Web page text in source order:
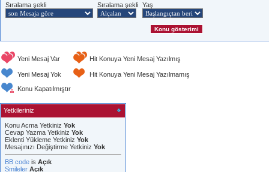
Sıralama şekli
Sıralama şekli Yaş
Yeni Mesaj Var Hit Konuya Yeni Mesaj Yazılmış
Yeni Mesaj Yok
Hit Konuya Yeni Mesaj Yazılmamış
Konu Kapatılmıştır
Yetkileriniz
Konu Acma Yetkiniz Yok
Cevap Yazma Yetkiniz Yok
Eklenti Yükleme Yetkiniz Yok
Mesajınızı Değiştirme Yetkiniz Yok
BB code is Açık
Smileler Açık